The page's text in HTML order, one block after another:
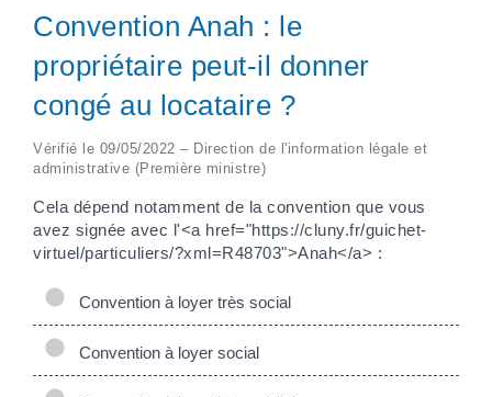
Convention Anah : le
propriétaire peut-il donner
congé au locataire ?
Vérifié le 09/05/2022 – Direction de l'information légale et
administrative (Première ministre)
Cela dépend notamment de la convention que vous
avez signée avec l'<a href="https://cluny.fr/guichet-
virtuel/particuliers/?xml=R48703">Anah</a> :
Convention à loyer très social
Convention à loyer social